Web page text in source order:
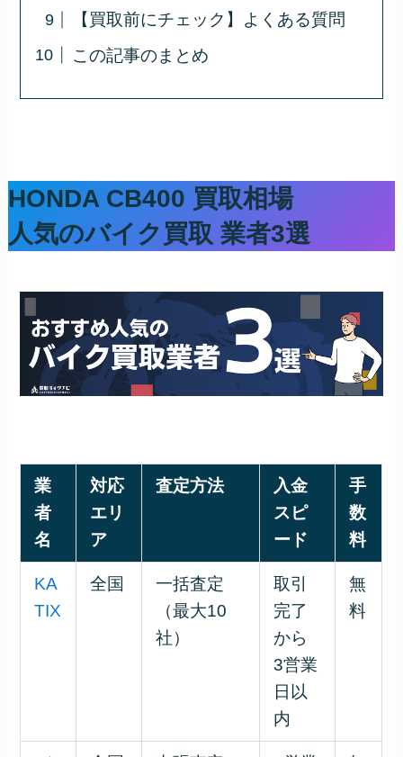
【買取前にチェック】よくある質問
この記事のまとめ
HONDA CB400 買取相場
人気のバイク買取 業者3選
業
者
名
対応
エリ
ア
査定方法
入金
スピ
ード
手
数
料
KA
TIX
全国
一括査定
（最大10
社）
取引
完了
から
3営業
日以
内
無
料